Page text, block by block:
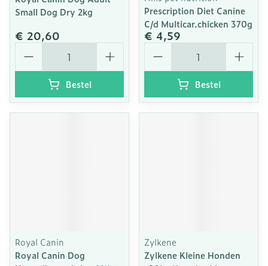
Small Dog Dry 2kg
€ 20,60
Aantal
Bestel
Prescription Diet Canine
C/d Multicar.chicken 370g
€ 4,59
Aantal
Bestel
Royal Canin
Royal Canin Dog
Zylkene
Zylkene Kleine Honden